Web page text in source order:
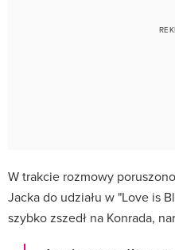
W trakcie rozmowy
Jacka do udziału w "Love is
szybko zszedł na Konrada,